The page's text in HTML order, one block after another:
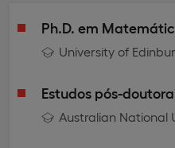
Ph.D. em
University of
Estudos pós-
Australian National